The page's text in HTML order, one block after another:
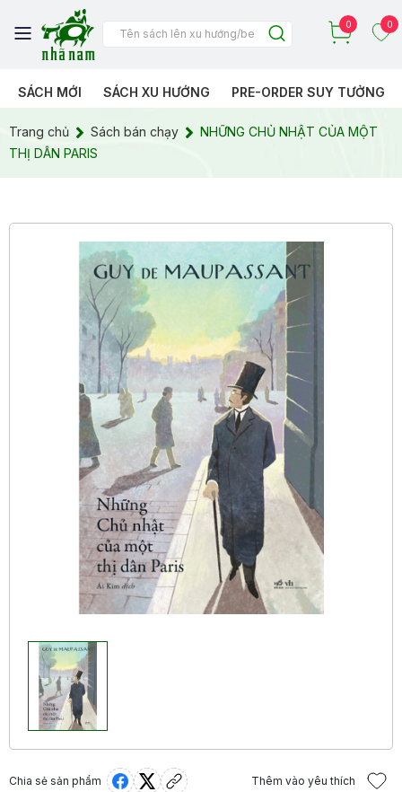
0 0
SÁCH MỚI SÁCH XU HƯỚNG PRE-ORDER SUY TƯỞNG
Trang chủ Sách bán chạy
NHỮNG CHỦ NHẬT CỦA MỘT
THỊ DÂN PARIS
Chia sẻ sản phẩm Thêm vào yêu thích